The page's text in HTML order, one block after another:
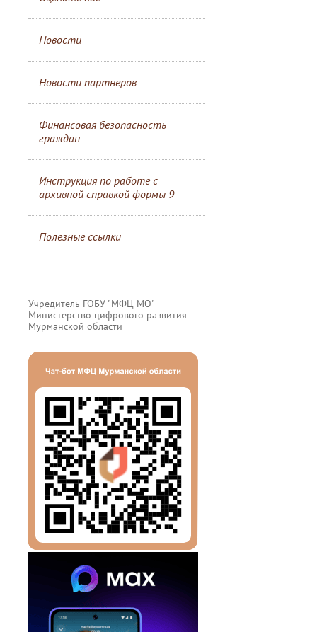
Новости
Новости партнеров
Финансовая безопасность
граждан
Инструкция по работе с
архивной справкой формы 9
Полезные ссылки
Учредитель ГОБУ "МФЦ МО"
Министерство цифрового развития
Мурманской области